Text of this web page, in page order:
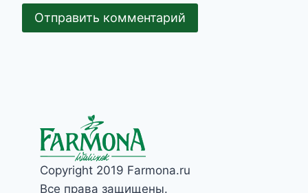
Copyright 2019 Farmona.ru
Все права защищены.